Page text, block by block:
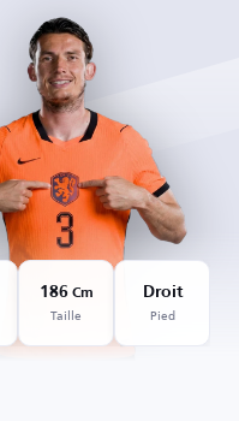
186Cm
Taille
Droit
Pied